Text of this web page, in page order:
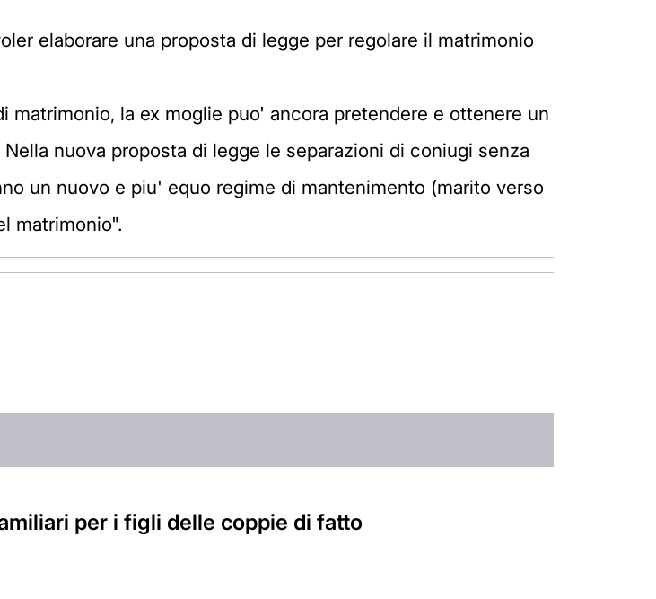
elaborare una proposta di legge per regolare il matrimonio
la ex moglie puo' ancora pretendere e ottenere un
nuova proposta di legge le separazioni di coniugi senza
un nuovo e piu' equo regime di mantenimento (marito verso
matrimonio".
per i figli delle coppie di fatto